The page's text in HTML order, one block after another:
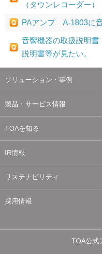
（タウンレコーダー）
PAアンプ A-1803に
音響機器の取扱説明書
説明書等が見たい。
ソリューション・事例
製品・サービス情報
TOAを知る
IR情報
サステナビリティ
採用情報
TOA公式